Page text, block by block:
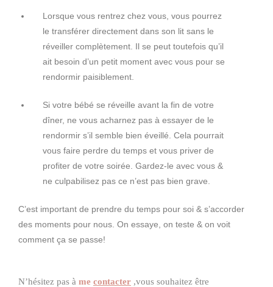
Lorsque vous rentrez chez vous, vous pourrez
le transférer directement dans son lit sans le
réveiller complètement. Il se peut toutefois qu’il
ait besoin d’un petit moment avec vous pour se
rendormir paisiblement.
Si votre bébé se réveille avant la fin de votre
dîner, ne vous acharnez pas à essayer de le
rendormir s’il semble bien éveillé. Cela pourrait
vous faire perdre du temps et vous priver de
profiter de votre soirée. Gardez-le avec vous &
ne culpabilisez pas ce n’est pas bien grave.
C’est important de prendre du temps pour soi & s’accorder
des moments pour nous. On essaye, on teste & on voit
comment ça se passe!
N’hésitez pas à me contacter ,vous souhaitez être